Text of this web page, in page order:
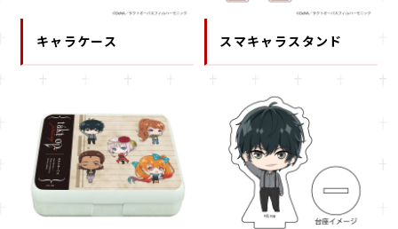
キャラケース スマキャラスタンド